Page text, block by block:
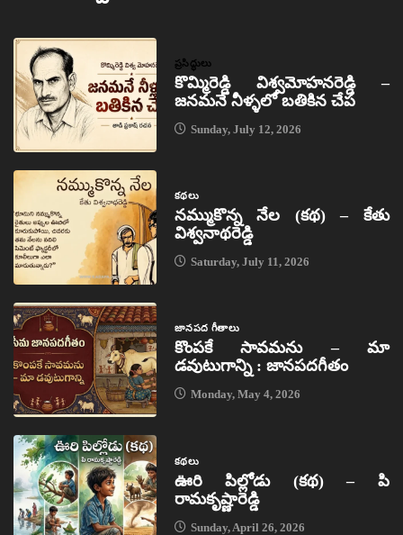
ప్రసిద్ధులు
కొమ్మిరెడ్డి విశ్వమోహనరెడ్డి –
జనమనే నీళ్ళలో బతికిన చేప
Sunday, July 12, 2026
కథలు
నమ్ముకొన్న నేల (కథ) – కేతు
విశ్వనాథరెడ్డి
Saturday, July 11, 2026
జానపద గీతాలు
కొంపకే సావమను – మా
డవుటుగాన్ని : జానపదగీతం
Monday, May 4, 2026
కథలు
ఊరి పిల్లోడు (కథ) – పి
రామకృష్ణారెడ్డి
Sunday, April 26, 2026